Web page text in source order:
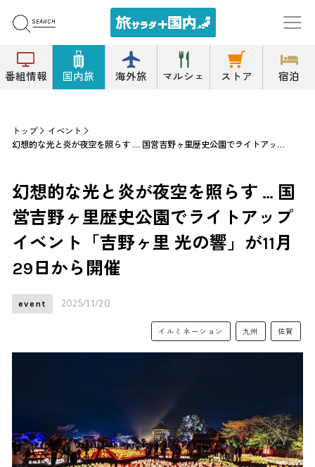
番組情報 国内旅 海外旅 マルシェ ストア 宿泊
トップ
イベント
幻想的な光と炎が夜空を照らす … 国営吉野ヶ里歴史公園でライトアップイベント「吉野ヶ里 光の響」が11月29日から開催
幻想的な光と炎が夜空を照らす … 国
営吉野ヶ里歴史公園でライトアップ
イベント「吉野ヶ里 光の響」が11月
29日から開催
event 2025/11/20
イルミネーション 九州 佐賀